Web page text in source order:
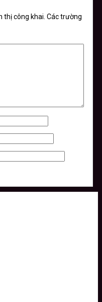
thị công khai. Các trường